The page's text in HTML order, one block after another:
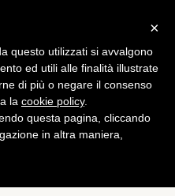
del domino
×
questo utilizzati si avvalgono
ed utili alle finalità illustrate
di più o negare il consenso
la cookie policy.
questa pagina, cliccando
in altra maniera,